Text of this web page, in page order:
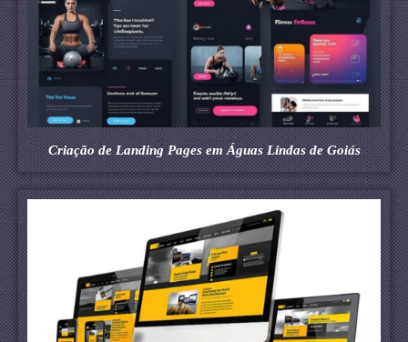
Criação de Landing Pages em Águas Lindas de Goiás